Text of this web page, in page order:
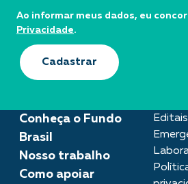
Conheça o Fundo
Brasil
Nosso trabalho
Como apoiar
Editais
Ao informar meus dados, eu
Privacidade.
Cadastrar